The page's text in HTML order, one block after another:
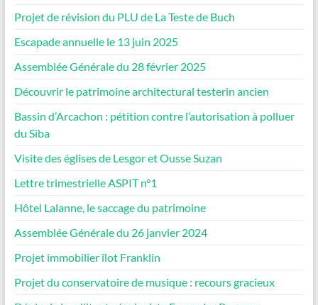
Projet de révision du PLU de La Teste de Buch
Escapade annuelle le 13 juin 2025
Assemblée Générale du 28 février 2025
Découvrir le patrimoine architectural testerin ancien
Bassin d’Arcachon : pétition contre l’autorisation à polluer
du Siba
Visite des églises de Lesgor et Ousse Suzan
Lettre trimestrielle ASPIT n°1
Hôtel Lalanne, le saccage du patrimoine
Assemblée Générale du 26 janvier 2024
Projet immobilier îlot Franklin
Projet du conservatoire de musique : recours gracieux